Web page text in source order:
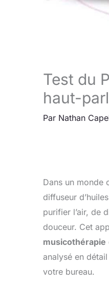
Test du
haut-
Par Nathan
Dans un monde
diffuseur
purifier l’air, de
douceur. Cet
musicothérapie
analysé en
votre bureau.